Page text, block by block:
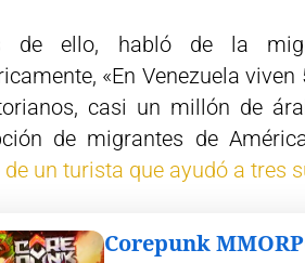
de ello, habló de la
«En Venezuela
casi un millón de
de migrantes de
de un turista que ayudó a tres
Corepunk